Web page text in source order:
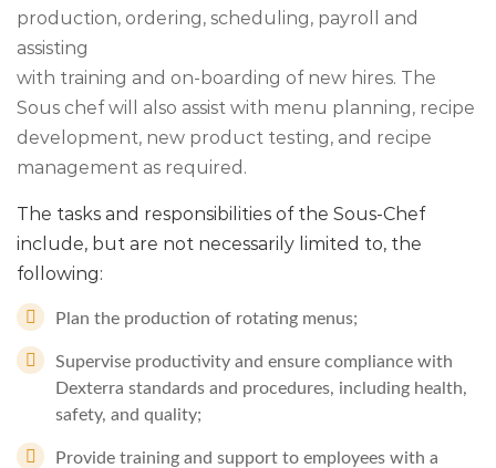
production, ordering, scheduling, payroll and
assisting
with training and on-boarding of new hires. The
Sous chef will also assist with menu planning, recipe
development, new product testing, and recipe
management as required.
The tasks and responsibilities of the Sous-Chef
include, but are not necessarily limited to, the
following:
Plan the production of rotating menus;
Supervise productivity and ensure compliance with
Dexterra standards and procedures, including health,
safety, and quality;
Provide training and support to employees with a